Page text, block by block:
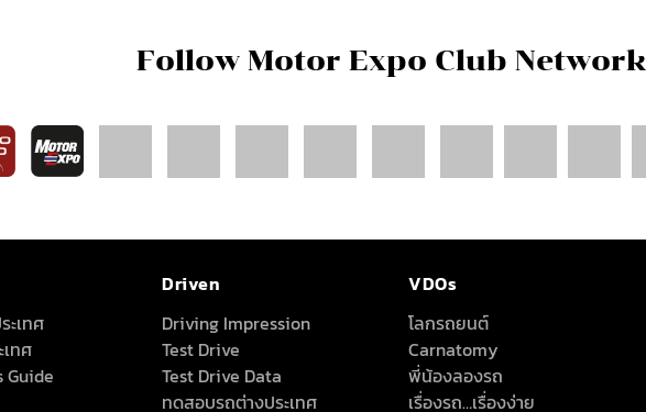
Follow Motor Expo Club Network
ะเทศ
เทศ
Guide
Driven
Driving Impression
Test Drive
Test Drive Data
ทดสอบรถต่างประเทศ
VDOs
โลกรถยนต์
Carnatomy
พี่น้องลองรถ
เรื่องรถ…เรื่องง่าย